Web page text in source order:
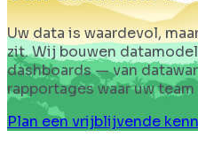
Uw data is waardevol,
zit. Wij bouwen
dashboards — van
rapportages waar uw
Plan een vrijblijvende